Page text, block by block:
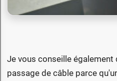
Je vous conseille également
passage de câble parce